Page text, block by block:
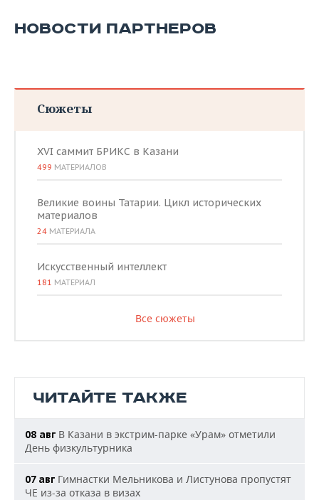
НОВОСТИ ПАРТНЕРОВ
Сюжеты
XVI саммит БРИКС в Казани
499 МАТЕРИАЛОВ
Великие воины Татарии. Цикл исторических
материалов
24 МАТЕРИАЛА
Искусственный интеллект
181 МАТЕРИАЛ
Все сюжеты
ЧИТАЙТЕ ТАКЖЕ
08 авг В Казани в экстрим-парке «Урам» отметили
День физкультурника
07 авг Гимнастки Мельникова и Листунова пропустят
ЧЕ из-за отказа в визах